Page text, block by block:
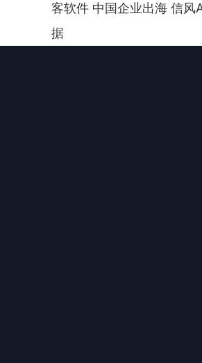
客软件 中国企业出海 信风
据